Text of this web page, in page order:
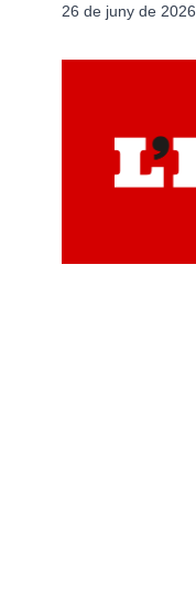
26 de juny de 2026